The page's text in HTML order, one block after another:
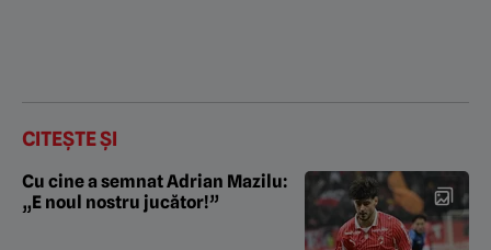
CITEȘTE ȘI
Cu cine a semnat Adrian Mazilu:
„E noul nostru jucător!”